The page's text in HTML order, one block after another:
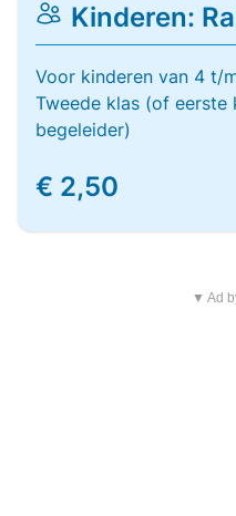
Kinderen:
Voor kinderen van 4 t/
Tweede klas (of eerste
begeleider)
€ 2,50
▼ Ad